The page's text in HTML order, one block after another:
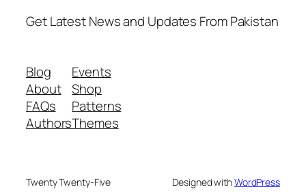
Get Latest News and Updates From Pakistan
Blog
About
FAQs
Authors
Events
Shop
Patterns
Themes
Twenty Twenty-Five Designed withWordPress